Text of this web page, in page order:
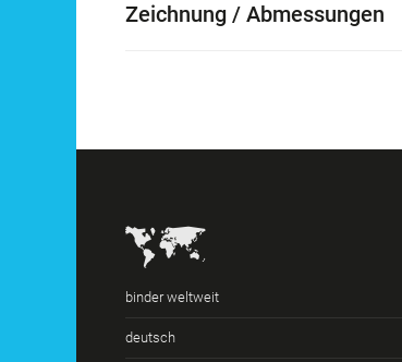
Zeichnung / Abmessungen
binder weltweit
deutsch